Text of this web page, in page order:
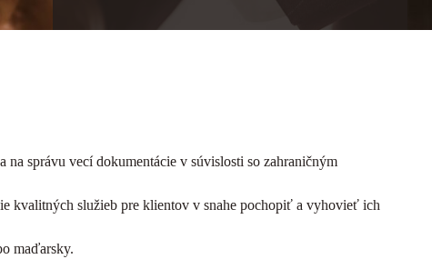
správu vecí dokumentácie v súvislosti so zahraničným
kvalitných služieb pre klientov v snahe pochopiť a vyhovieť ich
maďarsky.